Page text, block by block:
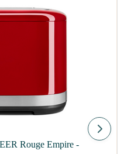
Rouge Empire -